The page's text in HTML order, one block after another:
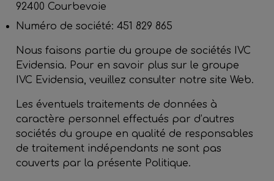
92400 Courbevoie
Numéro de société: 451 829 865
Nous faisons partie du groupe de sociétés IVC
Evidensia. Pour en savoir plus sur le groupe
IVC Evidensia, veuillez consulter notre site Web.
Les éventuels traitements de données à
caractère personnel effectués par d’autres
sociétés du groupe en qualité de responsables
de traitement indépendants ne sont pas
couverts par la présente Politique.